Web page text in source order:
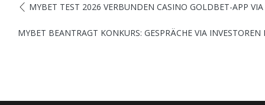
MYBET TEST 2026 VERBUNDEN CASINO GOLDBET-APP
MYBET BEANTRAGT KONKURS: GESPRÄCHE VIA